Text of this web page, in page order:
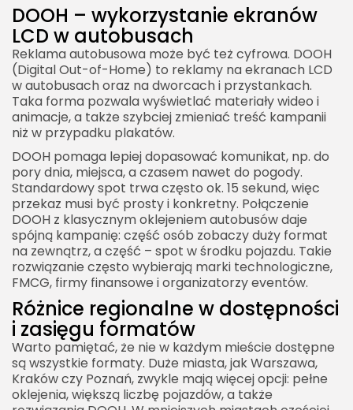
DOOH – wykorzystanie ekranów
LCD w autobusach
Reklama autobusowa może być też cyfrowa. DOOH
(Digital Out-of-Home) to reklamy na ekranach LCD
w autobusach oraz na dworcach i przystankach.
Taka forma pozwala wyświetlać materiały wideo i
animacje, a także szybciej zmieniać treść kampanii
niż w przypadku plakatów.
DOOH pomaga lepiej dopasować komunikat, np. do
pory dnia, miejsca, a czasem nawet do pogody.
Standardowy spot trwa często ok. 15 sekund, więc
przekaz musi być prosty i konkretny. Połączenie
DOOH z klasycznym oklejeniem autobusów daje
spójną kampanię: część osób zobaczy duży format
na zewnątrz, a część – spot w środku pojazdu. Takie
rozwiązanie często wybierają marki technologiczne,
FMCG, firmy finansowe i organizatorzy eventów.
Różnice regionalne w dostępności
i zasięgu formatów
Warto pamiętać, że nie w każdym mieście dostępne
są wszystkie formaty. Duże miasta, jak Warszawa,
Kraków czy Poznań, zwykle mają więcej opcji: pełne
oklejenia, większą liczbę pojazdów, a także